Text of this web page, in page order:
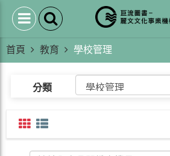
首頁 教育 學校管理
分類